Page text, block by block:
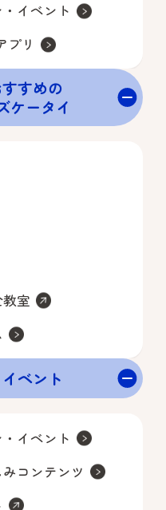
。
同一人物によ
た場合、抽選結
当選を取消す場
ください。
ーをいただい
同意いただい
て、下記に該
となります。
コモ MAX」ま
」をご利用中の
ーいただいた方
イベント
プリ
すめの
ケータイ​
室
ベント
イベント
コンテンツ